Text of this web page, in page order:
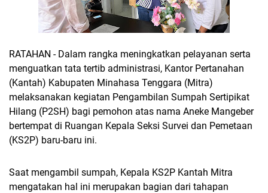
RATAHAN - Dalam rangka meningkatkan pelayanan serta
menguatkan tata tertib administrasi, Kantor Pertanahan
(Kantah) Kabupaten Minahasa Tenggara (Mitra)
melaksanakan kegiatan Pengambilan Sumpah Sertipikat
Hilang (P2SH) bagi pemohon atas nama Aneke Mangeber
bertempat di Ruangan Kepala Seksi Survei dan Pemetaan
(KS2P) baru-baru ini.
Saat mengambil sumpah, Kepala KS2P Kantah Mitra
mengatakan hal ini merupakan bagian dari tahapan